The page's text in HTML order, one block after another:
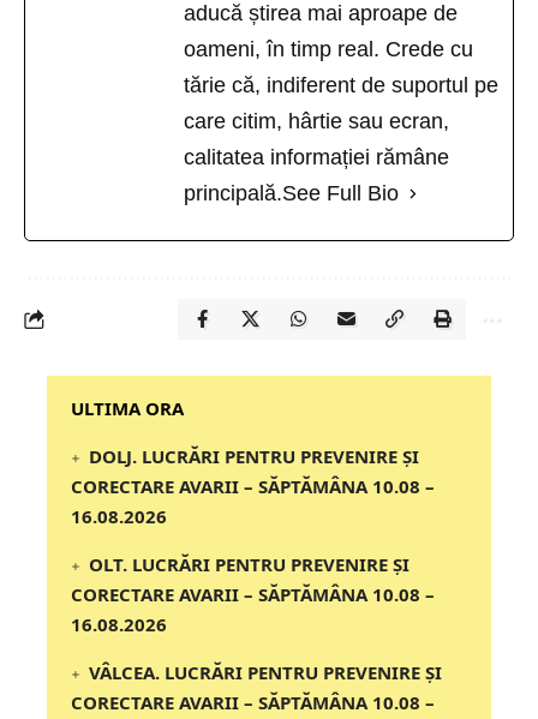
aducă știrea mai aproape de
oameni, în timp real. Crede cu
tărie că, indiferent de suportul pe
care citim, hârtie sau ecran,
calitatea informației rămâne
principală.See Full Bio
‎‎‎‎‎‎‎ULTIMA ORA
DOLJ. LUCRĂRI PENTRU PREVENIRE ȘI
CORECTARE AVARII – SĂPTĂMÂNA 10.08 –
16.08.2026
OLT. LUCRĂRI PENTRU PREVENIRE ȘI
CORECTARE AVARII – SĂPTĂMÂNA 10.08 –
16.08.2026
VÂLCEA. LUCRĂRI PENTRU PREVENIRE ȘI
CORECTARE AVARII – SĂPTĂMÂNA 10.08 –